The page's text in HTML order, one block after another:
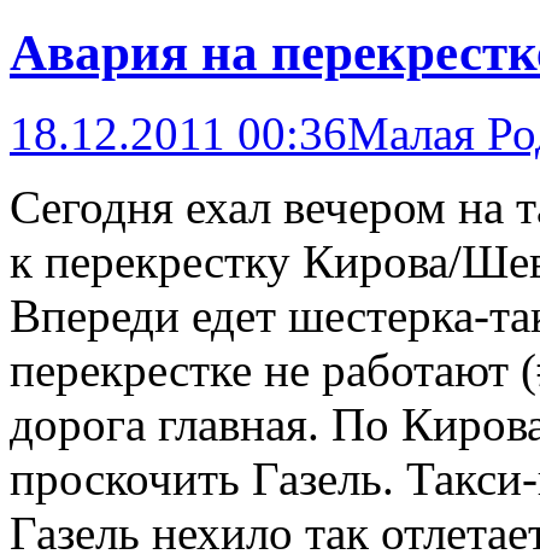
Авария на
18.12.2011 00:36Малая
Сегодня ехал вечером на
к перекрестку Кирова/
Впереди едет шестерка-
перекрестке не работают
дорога главная. По
проскочить Газель.
Газель нехило так